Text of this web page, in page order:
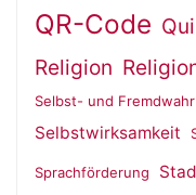
QR-Code
Religion
Selbst- und
Selbstwirksamkeit
Sprachförderung